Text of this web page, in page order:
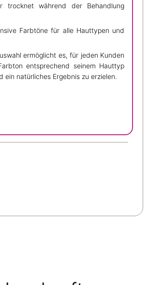
trocknet während der Behandlung
Farbtöne für alle Hauttypen und
ermöglicht es, für jeden Kunden
entsprechend seinem Hauttyp
ein natürliches Ergebnis zu erzielen.